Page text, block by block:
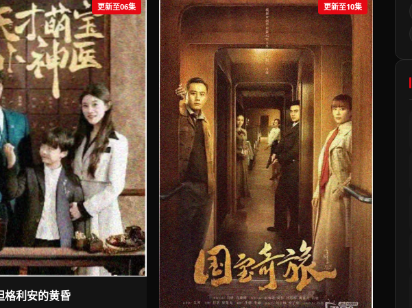
更新至06集
格利安的黄昏
更新至10集